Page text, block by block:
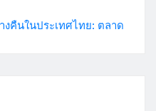
คืนในประเทศไทย: ตลาด